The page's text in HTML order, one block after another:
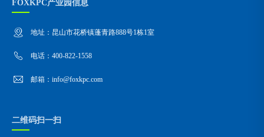
FOXKPC产业园信息
地址：昆山市花桥镇蓬青路888号1栋1室
电话：400-822-1558
邮箱：info@foxkpc.com
二维码扫一扫